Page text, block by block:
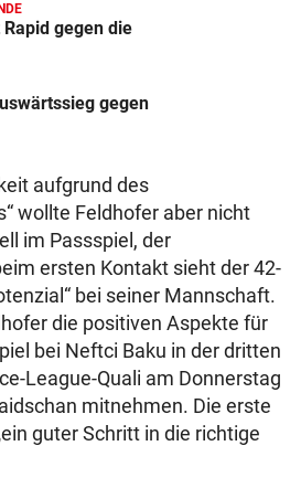
gegen die
gegen
aufgrund des
wollte Feldhofer aber nicht
im Passspiel, der
ersten Kontakt sieht der 42-
bei seiner Mannschaft.
die positiven Aspekte für
bei Neftci Baku in der dritten
League-Quali am Donnerstag
mitnehmen. Die erste
guter Schritt in die richtige